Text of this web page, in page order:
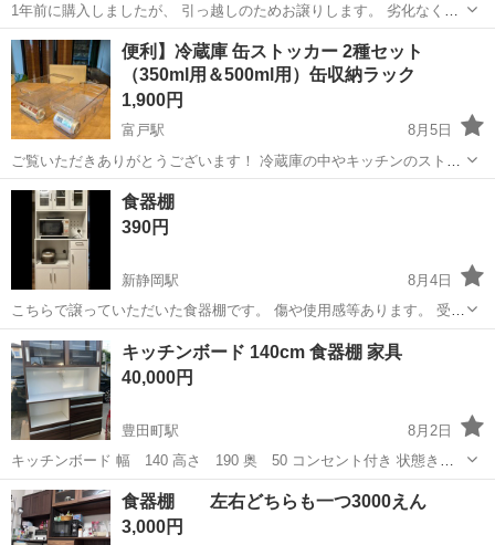
1年前に購入しましたが、 引っ越しのためお譲りします。 劣化なく美
品です。 完成品を購入したため分解は不可です。 静岡市葵区内まで取
りにきていただける方、7月末〜8月上旬ごろ受け渡しできる方 優先で
すが、時期につきまし...
静岡 静岡市 東静岡駅 収納家具
便利】冷蔵庫 缶ストッカー 2種セット
（350ml用＆500ml用）缶収納ラック
1,900円
富戸駅
8月5日
ご覧いただきありがとうございます！ 冷蔵庫の中やキッチンのストッ
ク収納をスッキリ整理できる、透明アクリルの缶収納ラックです。 奥
から手前に転がってくるタイプや、積み重ねて省スペースに置けるタ
イプなど、まとめ買いの整理にとて...
静岡 伊東市 富戸駅
食器棚
390円
新静岡駅
8月4日
こちらで譲っていただいた食器棚です。 傷や使用感等あります。 受け
渡しの日取りは、8月下旬で 調整させていただきたいです。 またサイ
ズが大きい為、積み込み可能な車で取りに来てくださる方に限らせて
いただきます。 (※上下で...
静岡 静岡市 新静岡駅 収納家具
キッチンボード 140cm 食器棚 家具
40,000円
豊田町駅
8月2日
キッチンボード 幅 140 高さ 190 奥 50 コンセント付き 状態きれ
い 問題ありません
静岡 磐田市 豊田町駅 収納家具
食器棚 左右どちらも一つ3000えん
3,000円